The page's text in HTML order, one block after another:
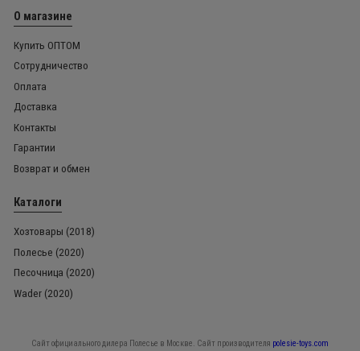
О магазине
Купить ОПТОМ
Сотрудничество
Оплата
Доставка
Контакты
Гарантии
Возврат и обмен
Каталоги
Хозтовары (2018)
Полесье (2020)
Песочница (2020)
Wader (2020)
Сайт официального дилера Полесье в Москве. Сайт производителя polesie-toys.com